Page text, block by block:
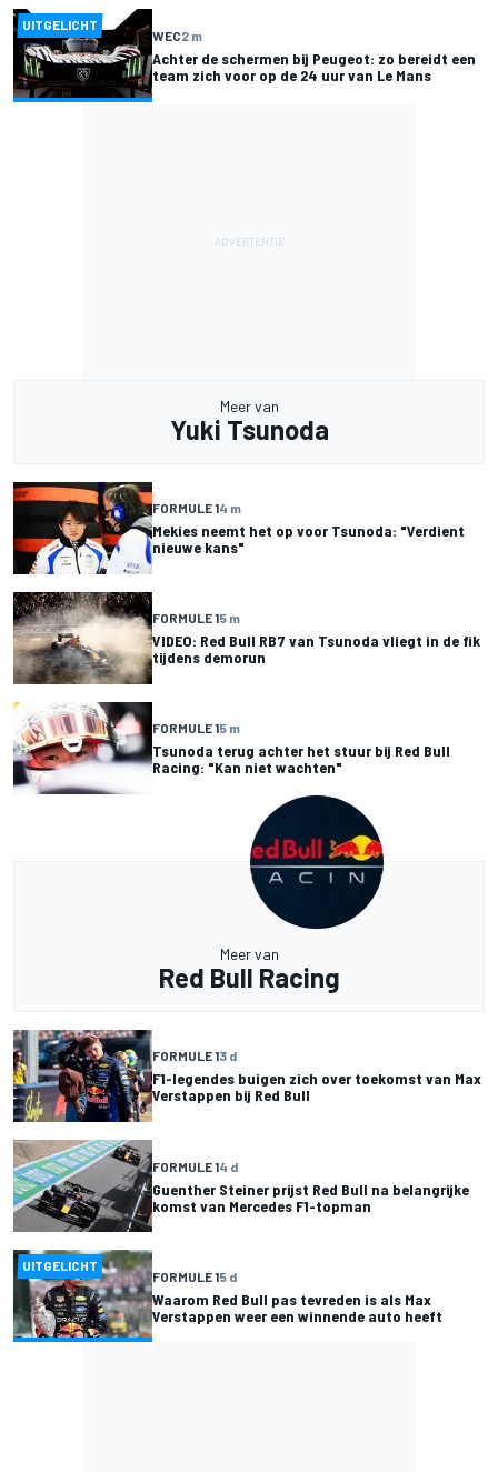
UITGELICHT
WEC2 m
Achter de schermen bij Peugeot: zo bereidt een
team zich voor op de 24 uur van Le Mans
Meer van
Yuki Tsunoda
FORMULE 14 m
Mekies neemt het op voor Tsunoda: "Verdient
nieuwe kans"
FORMULE 15 m
VIDEO: Red Bull RB7 van Tsunoda vliegt in de fik
tijdens demorun
FORMULE 15 m
Tsunoda terug achter het stuur bij Red Bull
Racing: "Kan niet wachten"
Meer van
Red Bull Racing
FORMULE 13 d
F1-legendes buigen zich over toekomst van Max
Verstappen bij Red Bull
FORMULE 14 d
Guenther Steiner prijst Red Bull na belangrijke
komst van Mercedes F1-topman
UITGELICHT
FORMULE 15 d
Waarom Red Bull pas tevreden is als Max
Verstappen weer een winnende auto heeft